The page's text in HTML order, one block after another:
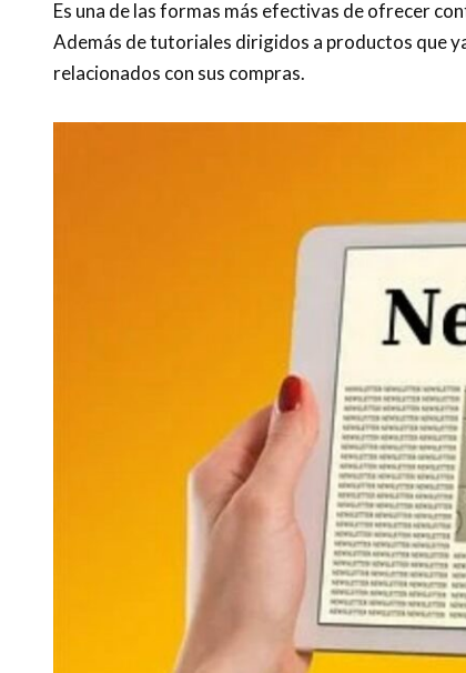
Es una de las formas más efectivas de ofrecer
Además de tutoriales dirigidos a productos que
relacionados con sus compras.